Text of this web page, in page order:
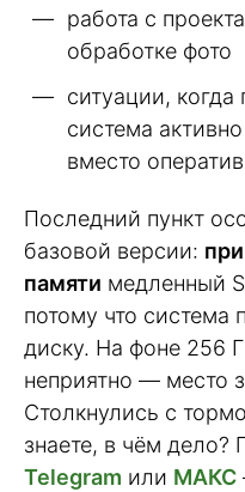
работа с
обработке фото
ситуации, когда
система
вместо
Последний пункт
базовой версии:
памяти медленный
потому что система
диску. На фоне 256
неприятно — место
Столкнулись с
знаете, в чём дело?
Telegram или МАКС